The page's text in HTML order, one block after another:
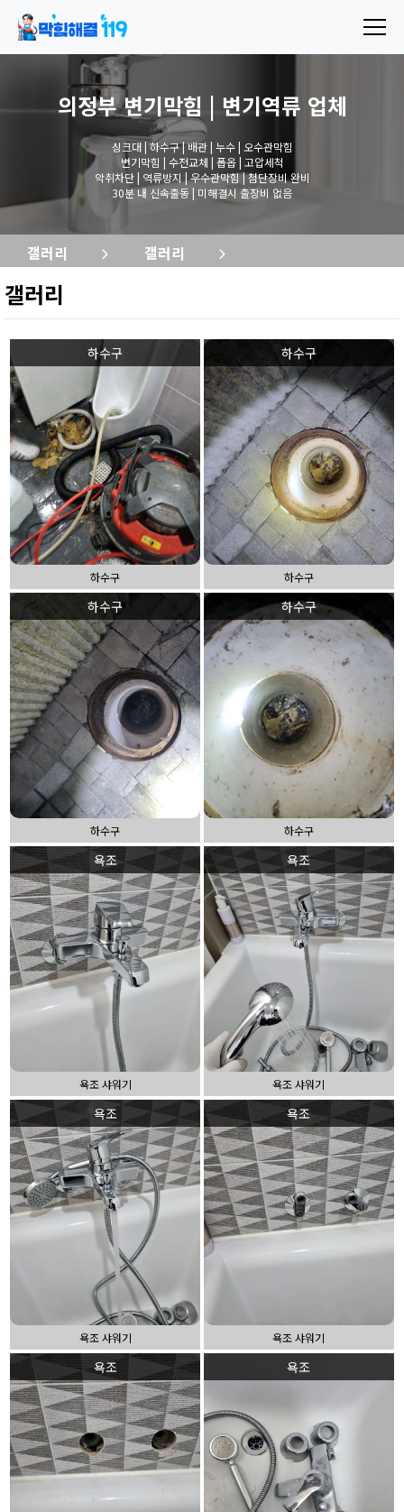
의정부 변기막힘 | 변기역류 업체
싱크대 | 하수구 | 배관 | 누수 | 오수관막힘
변기막힘 | 수전교체 | 폽옵 | 고압세척
악취차단 | 역류방지 | 우수관막힘 | 첨단장비 완비
30분 내 신속출동 | 미해결시 출장비 없음
갤러리 갤러리
갤러리
하수구
하수구
하수구
하수구
하수구
하수구
하수구
하수구
욕조
욕조 샤워기
욕조
욕조 샤워기
욕조
욕조 샤워기
욕조
욕조 샤워기
욕조 욕조